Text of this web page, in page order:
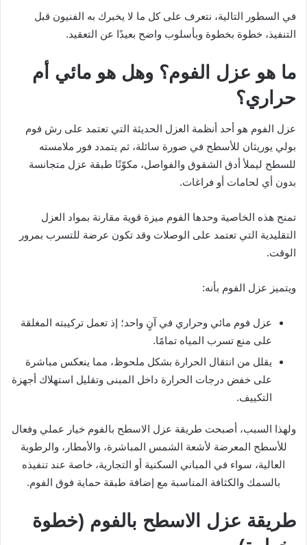
في السطور التالية، نتعرف على كل ما لا يخبرك به الفنيون قبل
التنفيذ، خطوة بخطوة وبأسلوب واضح بعيدًا عن التعقيد.
ما هو عزل الفوم؟ وهل هو مائي أم
حراري؟
عزل الفوم هو أحد أنظمة العزل الحديثة التي تعتمد على رش فوم
بولي يوريثان للأسطح في صورة سائلة، ثم يتمدد فور ملامسته
للسطح ليملأ أدق الشقوق والفواصل، مكوّنًا طبقة عزل متجانسة
بدون أي لحامات أو فراغات.
تمنح هذه الخاصية وحدها الفوم ميزة قوية مقارنة بمواد العزل
التقليدية التي تعتمد على الوصلات وقد تكون عرضة للتسرب بمرور
الوقت.
ويتميز عزل الفوم بأنه:
عزل فوم مائي وحراري في آنٍ واحد؛ إذ تعمل تركيبته المغلقة
على منع تسرب المياه تمامًا.
يقلل من انتقال الحرارة بشكل ملحوظ، مما ينعكس مباشرة
على خفض درجات الحرارة داخل المبنى وتقليل استهلاك أجهزة
التكييف.
ولهذا السبب، أصبحت طريقة عزل الاسطح بالفوم خيار عملي وفعال
للأسطح المعرضة لأشعة الشمس المباشرة، والأمطار، والرطوبة
العالية، سواء في المباني السكنية أو التجارية، خاصة عند تنفيذه
بالسمك والكثافة المناسبة مع إضافة طبقة حماية فوق الفوم.
طريقة عزل الاسطح بالفوم (خطوة